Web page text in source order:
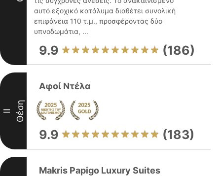
αυτό εξοχικό κατάλυμα διαθέτει συνολική
επιφάνεια 110 τ.μ., προσφέροντας δύο
υπνοδωμάτια, ...
9.9 (186)
II Θέση
Αφοί Ντέλα
9.9 (183)
Makris Papigo Luxury Suites